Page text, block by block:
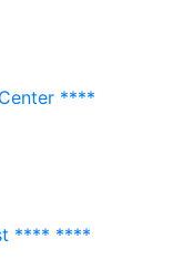
****
**** ****